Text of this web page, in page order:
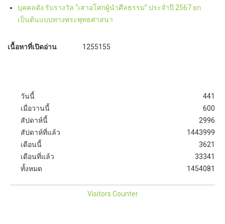
บุคคลดัง รับรางวัล “เสาอโศกผู้นำศีลธรรม” ประจำปี 2567 ยก
เป็นต้นแบบทางพระพุทธศาสนา
เนื้อหาที่เปิดอ่าน 1255155
วันนี้
เมื่อวานนี้
สัปดาห์นี้
สัปดาห์ที่แล้ว
เดือนนี้
เดือนที่แล้ว
ทั้งหมด
441
600
2996
1443999
3621
33341
1454081
Visitors Counter